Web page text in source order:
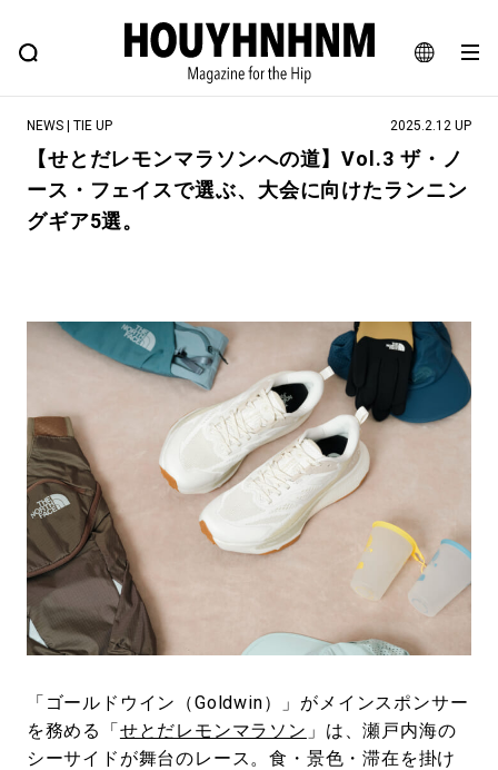
JA
EN
FEATURE BLOG SNAP
ヒップなファッション、カルチャー、ライフスタイルWEBマガジン
#注目のタグ
#NEW VINTAGE #マイナーグッド図鑑
#路地裏てぃーん。 #MONTHLY JOURNAL
#GH 銘品の所以 #フイナムのYouTube
#Commune H #FOCUS IT #AH.H
#ととけん #FASHION #MUSIC #MOVIE
#LIFESTYLE #SNEAKER #OUTDOOR
#SPORTS #HANDSOME HANDBOOK
NEWS | TIE UP 2025.2.12 UP
【せとだレモンマラソンへの道】Vol.3 ザ・ノ
ース・フェイスで選ぶ、大会に向けたランニン
グギア5選。
「ゴールドウイン（Goldwin）」がメインスポンサー
を務める「せとだレモンマラソン 」は、瀬戸内海の
シーサイドが舞台のレース。食・景色・滞在を掛け